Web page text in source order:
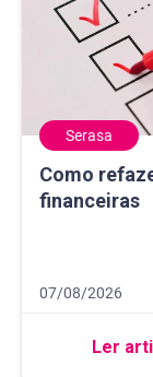
Serasa
Como
financeiras
Como refazer
Data de
07/08/2026
10 minutos de
Ler